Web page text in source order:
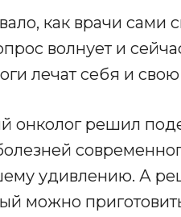
как врачи сами
волнует и
лечат себя и
онколог решил
удивлению. А
можно